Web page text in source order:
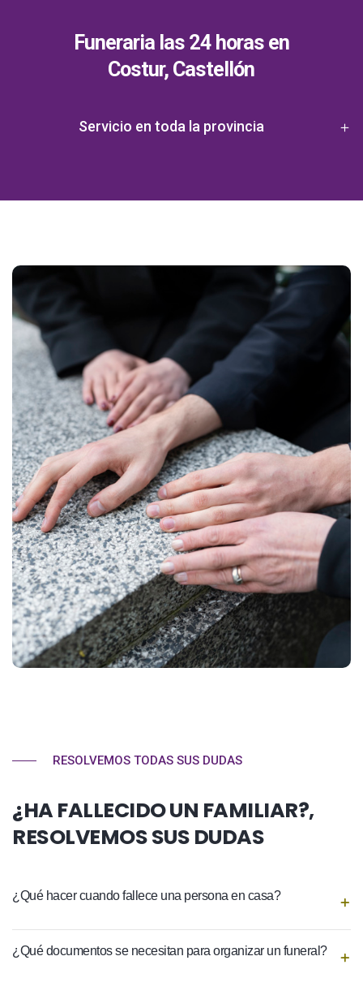
Funeraria las 24 horas en
Costur, Castellón
Servicio en toda la provincia
RESOLVEMOS TODAS SUS DUDAS
¿HA FALLECIDO UN FAMILIAR?,
RESOLVEMOS SUS DUDAS
¿Qué hacer cuando fallece una persona en casa?
¿Qué documentos se necesitan para organizar un funeral?